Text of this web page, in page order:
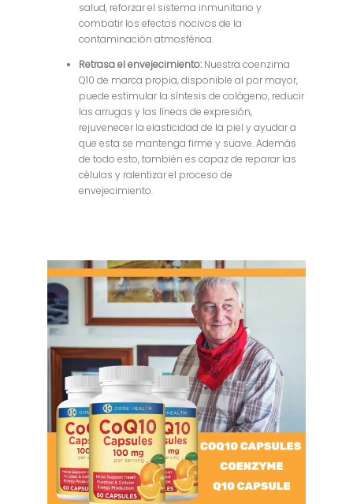
salud, reforzar el sistema inmunitario y
combatir los efectos nocivos de la
contaminación atmosférica.
Retrasa el envejecimiento: Nuestra coenzima
Q10 de marca propia, disponible al por mayor,
puede estimular la síntesis de colágeno, reducir
las arrugas y las líneas de expresión,
rejuvenecer la elasticidad de la piel y ayudar a
que esta se mantenga firme y suave. Además
de todo esto, también es capaz de reparar las
células y ralentizar el proceso de
envejecimiento.